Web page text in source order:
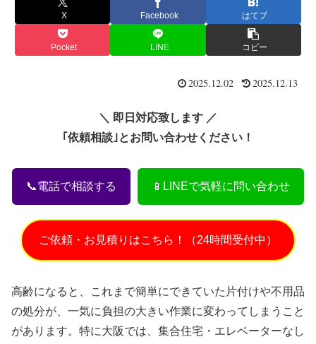
X Facebook はてブ
Pocket LINE コピー
2025.12.02 2025.12.13
＼ 即日対応致します ／
｢依頼相談｣とお問い合わせください！
📞電話で相談する 📱LINEで気軽に問い合わせ
ご依頼・お見積りはこちら！（24時間受付中）
高齢になると、これまで簡単にできていた片付けや不用品
の処分が、一気に負担の大きい作業に変わってしまうこと
があります。特に大阪では、集合住宅・エレベーターなし